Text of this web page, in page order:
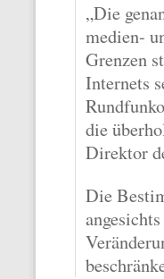
„Die
medien-
Grenzen
Internets
die
Direktor
Die